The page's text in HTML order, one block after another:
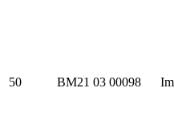
50 BM21 03 00098